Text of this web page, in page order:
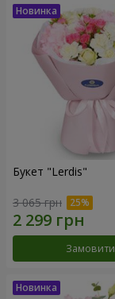
Букет "Lerdis"
3 065 грн
Замовити